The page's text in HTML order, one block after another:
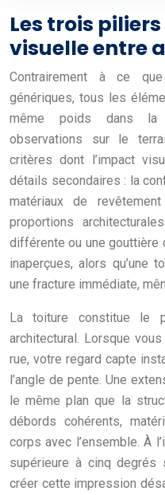
Les trois
visuelle entre
Contrairement à ce
génériques, tous les
même poids dans la
observations sur le
critères dont l’impact
détails secondaires : la
matériaux de
proportions
différente ou une gouttière
inaperçues, alors qu’une
une fracture immédiate,
La toiture constitue le
architectural. Lorsque
rue, votre regard capte
l’angle de pente. Une
le même plan que la
débords cohérents,
corps avec l’ensemble. À
supérieure à cinq degrés
créer cette impression